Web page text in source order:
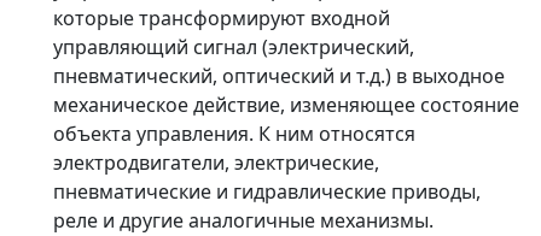
которые трансформируют входной
управляющий сигнал (электрический,
пневматический, оптический и т.д.) в выходное
механическое действие, изменяющее состояние
объекта управления. К ним относятся
электродвигатели, электрические,
пневматические и гидравлические приводы,
реле и другие аналогичные механизмы.